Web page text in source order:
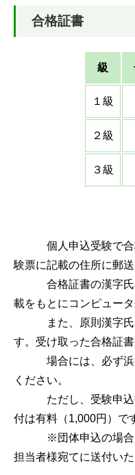
合格証書
級
１級
２級
３級
個人申込受験で合格
験票に記載の住所に郵送
合格証書の漢字氏名
載をもとにコンピュータ
また、原則漢字氏名
す。受け取った合格証
場合には、必ず浜田
ください。
ただし、受験申込書
付は有料（1,000円）で
※団体申込の場合、
担当者様宛てに送付いた